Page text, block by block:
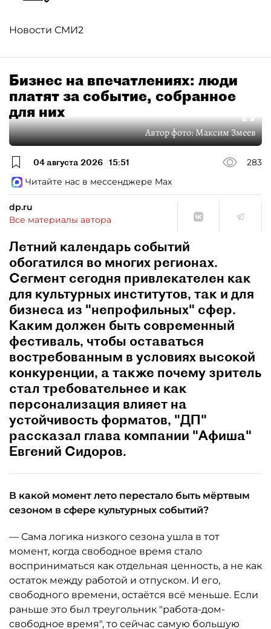
Новости СМИ2
Бизнес на впечатлениях: люди
платят за событие, собранное
для них
Автор фото:Максим Змеев
04 августа 2026 15:51
283
Читайте нас в мессенджере Max
dp.ru
Все материалы автора
Летний календарь событий
обогатился во многих регионах.
Сегмент сегодня привлекателен как
для культурных институтов, так и для
бизнеса из "непрофильных" сфер.
Каким должен быть современный
фестиваль, чтобы оставаться
востребованным в условиях высокой
конкуренции, а также почему зритель
стал требовательнее и как
персонализация влияет на
устойчивость форматов, "ДП"
рассказал глава компании "Афиша"
Евгений Сидоров.
В какой момент лето перестало быть мёртвым
сезоном в сфере культурных событий?
— Сама логика низкого сезона ушла в тот
момент, когда свободное время стало
восприниматься как отдельная ценность, а не как
остаток между работой и отпуском. И его,
свободного времени, остаётся всё меньше. Если
раньше это был треугольник "работа-дом-
свободное время", то сейчас самую большую